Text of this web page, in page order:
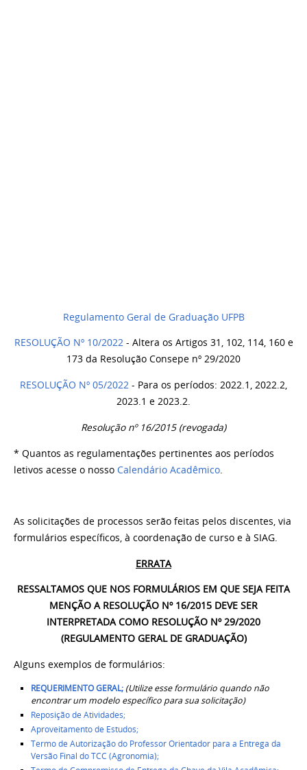
Regulamento Geral de Graduação UFPB
RESOLUÇÃO Nº 10/2022- Altera os Artigos 31, 102, 114, 160 e
173 da Resolução Consepe nº 29/2020
RESOLUÇÃO Nº 05/2022 - Para os períodos: 2022.1, 2022.2,
2023.1 e 2023.2.
Resolução nº 16/2015(revogada)
* Quantos as regulamentações pertinentes aos períodos
letivos acesse o nosso Calendário Acadêmico
As solicitações de processos serão feitas pelos discentes, via
formulários específicos, à coordenação de curso e à SIAG.
ERRATA
RESSALTAMOS QUE NOS FORMULÁRIOS EM QUE SEJA FEITA
MENÇÃO A RESOLUÇÃO Nº 16/2015 DEVE SER
INTERPRETADA COMO RESOLUÇÃO Nº 29/2020
(REGULAMENTO GERAL DE GRADUAÇÃO)
Alguns exemplos de formulários:
REQUERIMENTO GERAL;(Utilize esse formulário quando não
encontrar um modelo específico para sua solicitação)
Reposição de Atividades;
Aproveitamento de Estudos;
Termo de Autorização do Professor Orientador para a Entrega da
Versão Final do TCC (Agronomia);